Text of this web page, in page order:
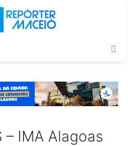
– IMA Alagoas